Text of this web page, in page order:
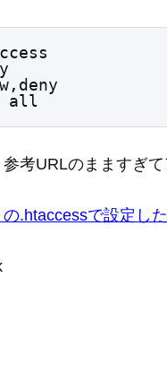
all
考URLのまますぎて
.htaccessで設定し